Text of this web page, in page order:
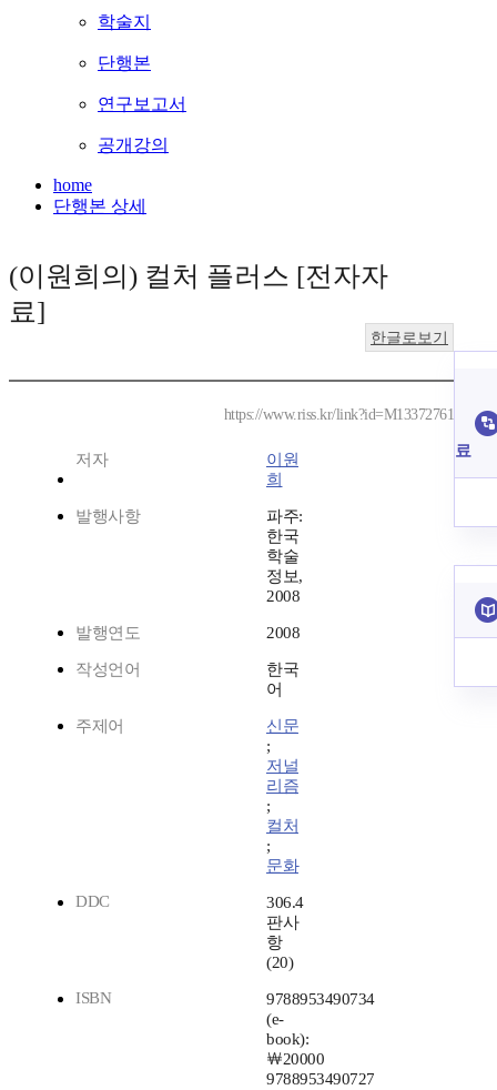
학술지
단행본
연구보고서
공개강의
home
단행본 상세
(이원희의) 컬처 플러스 [전자자
료]
한글로보기
https://www.riss.kr/link?id=M13372761
저자
이원
희
발행사항
파주:
한국
학술
정보,
2008
발행연도 2008
작성언어
한국
어
주제어
신문
;
저널
리즘
;
컬처
;
문화
DDC
306.4
판사
항
(20)
ISBN
9788953490734
(e-
book):
￦20000
9788953490727
료